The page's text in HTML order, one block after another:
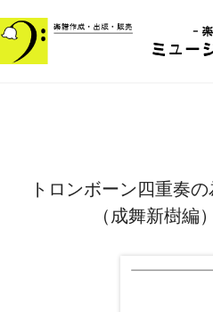
トロンボーン四重奏
（成舞新樹編